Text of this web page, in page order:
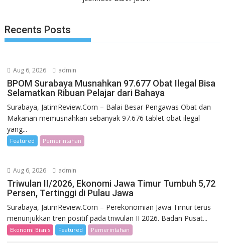
Recents Posts
Aug 6, 2026 admin
BPOM Surabaya Musnahkan 97.677 Obat Ilegal Bisa
Selamatkan Ribuan Pelajar dari Bahaya
Surabaya, JatimReview.Com – Balai Besar Pengawas Obat dan
Makanan memusnahkan sebanyak 97.676 tablet obat ilegal
yang...
Featured Pemerintahan
Aug 6, 2026 admin
Triwulan II/2026, Ekonomi Jawa Timur Tumbuh 5,72
Persen, Tertinggi di Pulau Jawa
Surabaya, JatimReview.Com – Perekonomian Jawa Timur terus
menunjukkan tren positif pada triwulan II 2026. Badan Pusat...
Ekonomi Bisnis Featured Pemerintahan